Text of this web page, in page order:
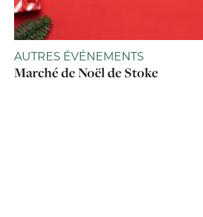
AUTRES ÉVÉNEMENTS
Marché de Noël de Stoke